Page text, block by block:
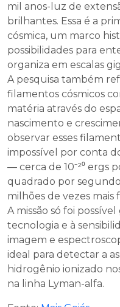
mil anos-luz de
brilhantes. Essa é a
cósmica, um marco
possibilidades para
organiza em escalas
A pesquisa também
filamentos cósmicos
matéria através do
nascimento e
observar esses
impossível por conta
— cerca de 10⁻²⁰
quadrado por
milhões de vezes
A missão só foi
tecnologia e à
imagem e
ideal para detectar a
hidrogênio ionizado
na linha Lyman-alfa.